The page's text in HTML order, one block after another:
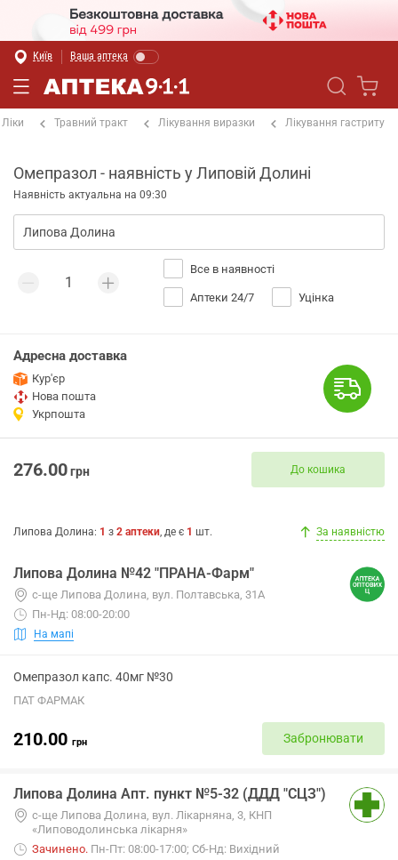
Київ Ваша аптека
Ліки Травний тракт Лікування виразки Лікування гастриту
Омепразол - наявність у Липовій Долині
Наявність актуальна на 09:30
Все в наявності
Аптеки 24/7 Уцінка
Адресна доставка
Кур'єр
Нова пошта
Укрпошта
276.00грн До кошика
Липова Долина: 1 з 2 аптеки, де є 1 шт. За наявністю
Липова Долина №42 "ПРАНА-Фарм"
с-ще Липова Долина, вул. Полтавська, 31А
Пн-Нд: 08:00-20:00
На мапі
Омепразол капс. 40мг №30
ПАТ ФАРМАК
210.00 грн Забронювати
Липова Долина Апт. пункт №5-32 (ДДД "СЦЗ")
с-ще Липова Долина, вул. Лікарняна, 3, КНП
«Липоводолинська лікарня»
Зачинено. Пн-Пт: 08:00-17:00; Сб-Нд: Вихідний